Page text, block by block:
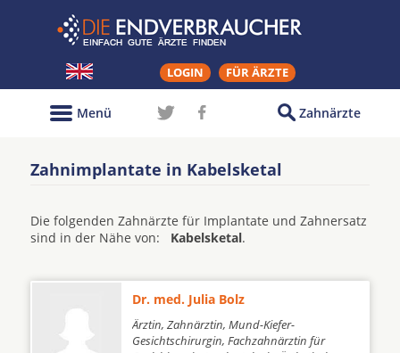
LOGIN FÜR ÄRZTE
Zahnärzte
Menü
Zahnimplantate in Kabelsketal
Die folgenden Zahnärzte für Implantate und Zahnersatz
sind in der Nähe von: Kabelsketal.
Dr. med. Julia Bolz
Ärztin, Zahnärztin, Mund-Kiefer-
Gesichtschirurgin, Fachzahnärztin für